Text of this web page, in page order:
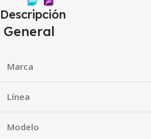
Descripción
General
Marca
Línea
Modelo